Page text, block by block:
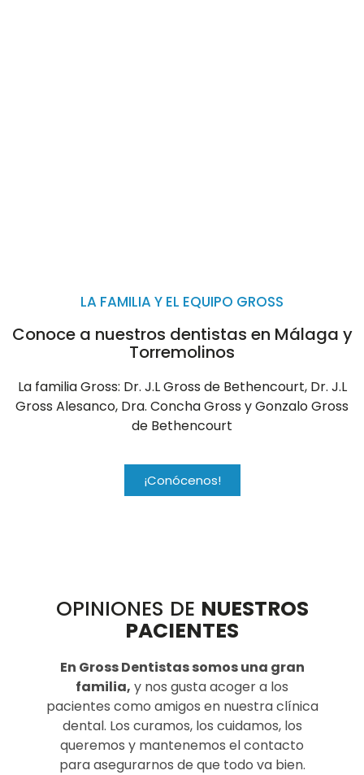
LA FAMILIA Y EL EQUIPO GROSS
Conoce a nuestros dentistas en Málaga y
Torremolinos
La familia Gross: Dr. J.L Gross de Bethencourt, Dr. J.L
Gross Alesanco, Dra. Concha Gross y Gonzalo Gross
de Bethencourt
¡Conócenos!
OPINIONES DE NUESTROS
PACIENTES
En Gross Dentistas somos una gran
familia, y nos gusta acoger a los
pacientes como amigos en nuestra clínica
dental. Los curamos, los cuidamos, los
queremos y mantenemos el contacto
para asegurarnos de que todo va bien.